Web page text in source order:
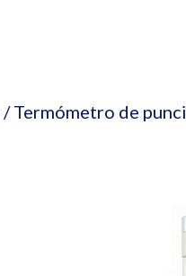
/ Termómetro de